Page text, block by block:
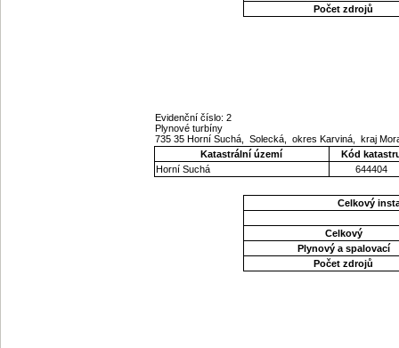
Počet zdrojů
Evidenční číslo: 2
Plynové turbíny
735 35 Horní Suchá, Solecká, okres Karviná, kraj
Katastrální území
Kód
Horní Suchá
644404
Celkový
Celkový
Plynový a spalovací
Počet zdrojů